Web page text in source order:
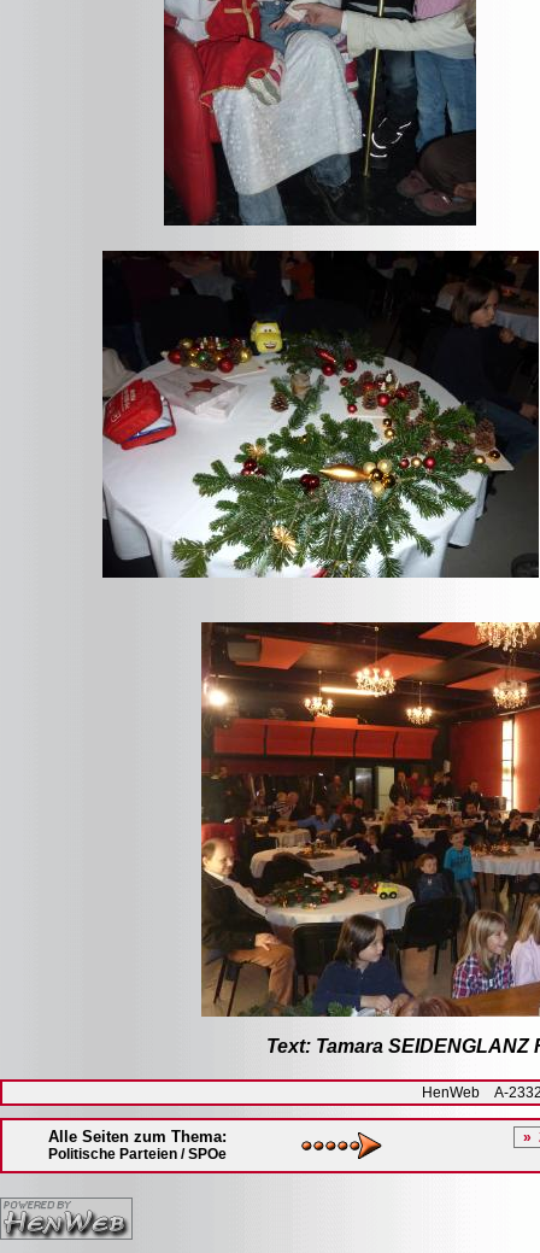
Text: Tamara
HenWeb A-
Alle Seiten zum Thema:
Politische Parteien / SPOe